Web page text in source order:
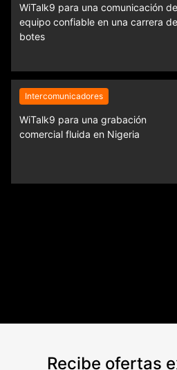
WiTalk9 para una comunicación de
equipo confiable en una carrera de
botes
Intercomunicadores
WiTalk9 para una grabación
comercial fluida en Nigeria
Recibe ofertas